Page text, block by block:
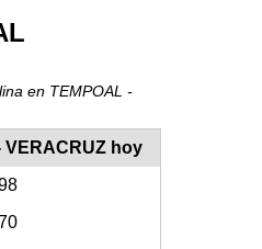
en TEMPOAL -
VERACRUZ hoy